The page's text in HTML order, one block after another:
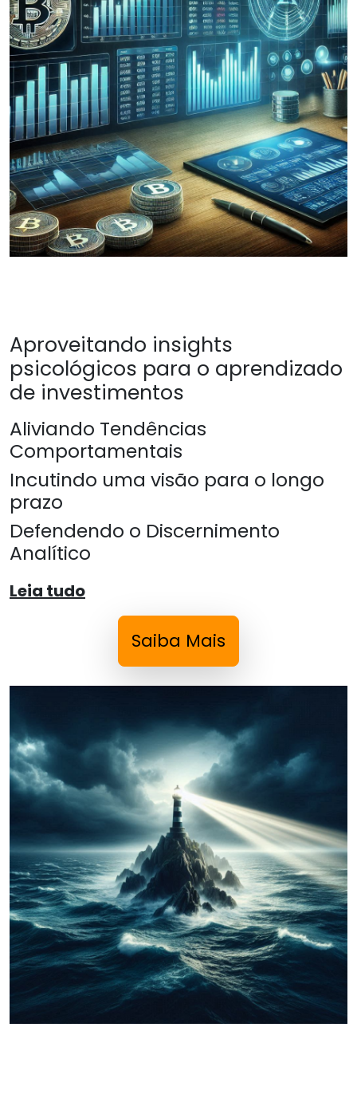
Aproveitando insights
psicológicos para o aprendizado
de investimentos
Aliviando Tendências
Comportamentais
Incutindo uma visão para o longo
prazo
Defendendo o Discernimento
Analítico
Leia tudo
Saiba Mais